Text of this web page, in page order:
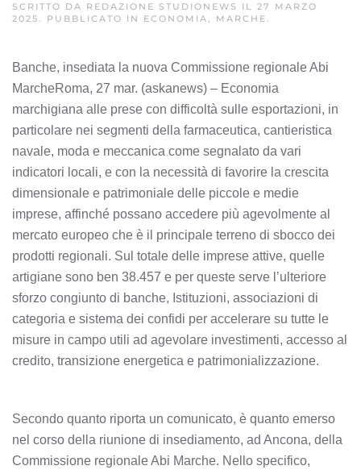
SCRITTO DA REDAZIONE STUDIONEWS IL 27 MARZO
2025. PUBBLICATO IN ECONOMIA, MARCHE.
Banche, insediata la nuova Commissione regionale Abi
MarcheRoma, 27 mar. (askanews) – Economia
marchigiana alle prese con difficoltà sulle esportazioni, in
particolare nei segmenti della farmaceutica, cantieristica
navale, moda e meccanica come segnalato da vari
indicatori locali, e con la necessità di favorire la crescita
dimensionale e patrimoniale delle piccole e medie
imprese, affinché possano accedere più agevolmente al
mercato europeo che è il principale terreno di sbocco dei
prodotti regionali. Sul totale delle imprese attive, quelle
artigiane sono ben 38.457 e per queste serve l’ulteriore
sforzo congiunto di banche, Istituzioni, associazioni di
categoria e sistema dei confidi per accelerare su tutte le
misure in campo utili ad agevolare investimenti, accesso al
credito, transizione energetica e patrimonializzazione.
Secondo quanto riporta un comunicato, è quanto emerso
nel corso della riunione di insediamento, ad Ancona, della
Commissione regionale Abi Marche. Nello specifico,